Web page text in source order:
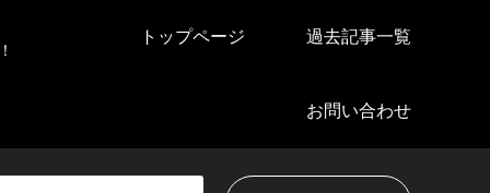
トップページ 過去記事一覧
お問い合わせ